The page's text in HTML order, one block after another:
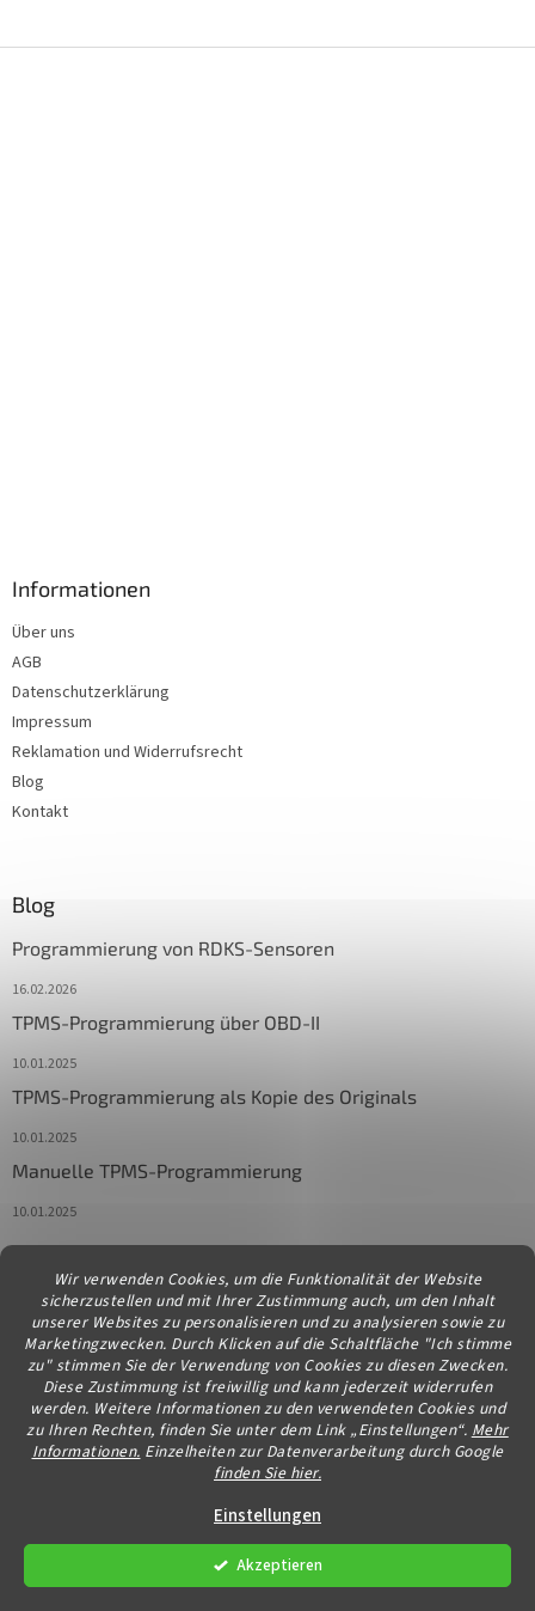
Wir verwenden Cookies, um die Funktionalität der Website
sicherzustellen und mit Ihrer Zustimmung auch, um den Inhalt
unserer Websites zu personalisieren und zu analysieren sowie zu
Marketingzwecken. Durch Klicken auf die Schaltfläche "Ich stimme
zu" stimmen Sie der Verwendung von Cookies zu diesen Zwecken.
Diese Zustimmung ist freiwillig und kann jederzeit widerrufen
werden. Weitere Informationen zu den verwendeten Cookies und
zu Ihren Rechten, finden Sie unter dem Link „Einstellungen“. Mehr
Informationen. Einzelheiten zur Datenverarbeitung durch Google
finden Sie hier.
Einstellungen
Akzeptieren
Informationen
Über uns
AGB
Datenschutzerklärung
Impressum
Reklamation und Widerrufsrecht
Blog
Kontakt
Blog
Programmierung von RDKS-Sensoren
16.02.2026
TPMS-Programmierung über OBD-II
10.01.2025
TPMS-Programmierung als Kopie des Originals
10.01.2025
Manuelle TPMS-Programmierung
10.01.2025
Kontakt
info@diagstore.at
Erstellt von Shoptet
Copyright 2026diagstore.at. Alle Rechte vorbehalten.Cookie-